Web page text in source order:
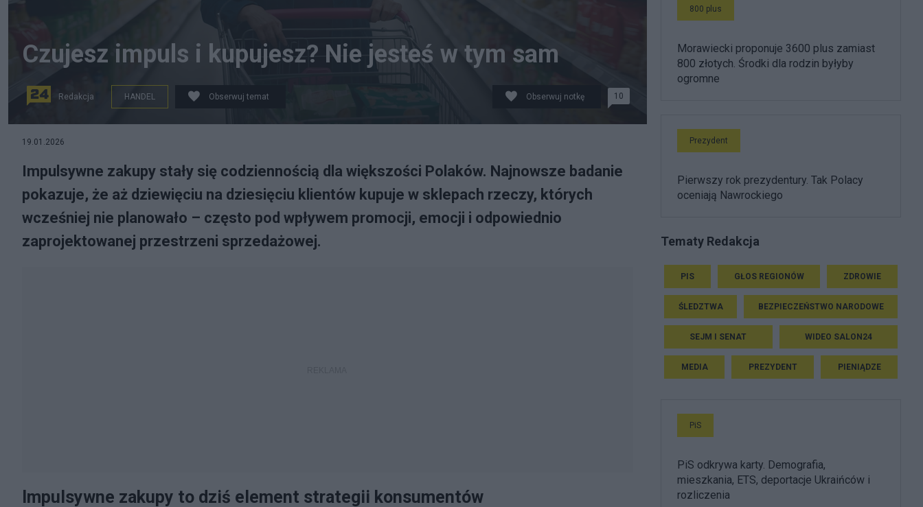
Czujesz impuls i kupujesz? Nie jesteś w tym sam
Redakcja HANDEL Obserwuj temat Obserwuj notkę 10
19.01.2026
Impulsywne zakupy stały się codziennością dla większości Polaków. Najnowsze badanie
pokazuje, że aż dziewięciu na dziesięciu klientów kupuje w sklepach rzeczy, których
wcześniej nie planowało – często pod wpływem promocji, emocji i odpowiednio
zaprojektowanej przestrzeni sprzedażowej.
Impulsywne zakupy to dziś element strategii konsumentów
800 plus
Morawiecki proponuje 3600 plus zamiast
800 złotych. Środki dla rodzin byłyby
ogromne
Prezydent
Pierwszy rok prezydentury. Tak Polacy
oceniają Nawrockiego
Tematy Redakcja
PIS GŁOS REGIONÓW ZDROWIE
ŚLEDZTWA BEZPIECZEŃSTWO NARODOWE
SEJM I SENAT WIDEO SALON24
MEDIA PREZYDENT PIENIĄDZE
PiS
PiS odkrywa karty. Demografia,
mieszkania, ETS, deportacje Ukraińców i
rozliczenia